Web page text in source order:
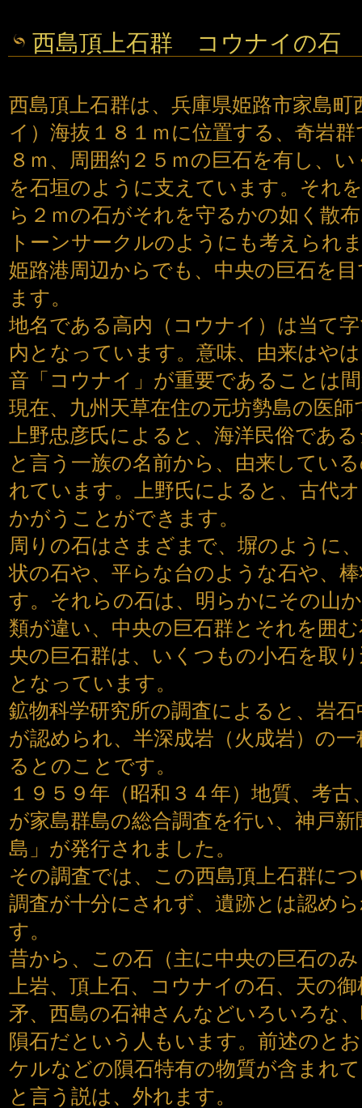
西島頂上石群 コウナイの石
西島頂上石群は、兵庫県姫路市家島
イ）海抜１８１ｍに位置する、奇岩
８ｍ、周囲約２５ｍの巨石を有し、
を石垣のように支えています。それ
ら２ｍの石がそれを守るかの如く散
トーンサークルのようにも考えられ
姫路港周辺からでも、中央の巨石を
ます。
地名である高内（コウナイ）は当て
内となっています。意味、由来はや
音「コウナイ」が重要であることは
現在、九州天草在住の元坊勢島の医
上野忠彦氏によると、海洋民俗であ
と言う一族の名前から、由来してい
れています。上野氏によると、古代
かがうことができます。
周りの石はさまざまで、塀のように
状の石や、平らな台のような石や、
す。それらの石は、明らかにその山
類が違い、中央の巨石群とそれを囲
央の巨石群は、いくつもの小石を取
となっています。
鉱物科学研究所の調査によると、岩
が認められ、半深成岩（火成岩）の
るとのことです。
１９５９年（昭和３４年）地質、考
が家島群島の総合調査を行い、神戸
島」が発行されました。
その調査では、この西島頂上石群に
調査が十分にされず、遺跡とは認め
す。
昔から、この石（主に中央の巨石の
上岩、頂上石、コウナイの石、天の
矛、西島の石神さんなどいろいろな
隕石だという人もいます。前述のと
ケルなどの隕石特有の物質が含まれ
と言う説は、外れます。